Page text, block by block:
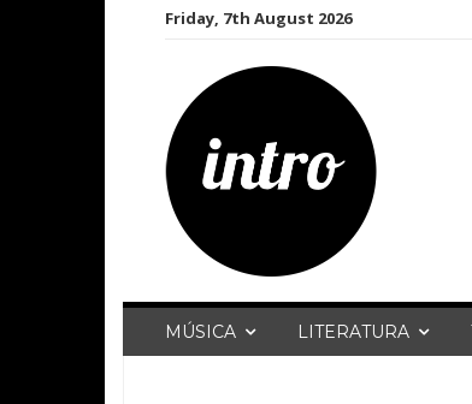
Friday, 7th August 2026
MÚSICA LITERATURA